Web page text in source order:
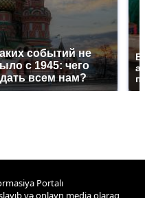
событий не
с 1945: чего
всем нам?
В
Portalı
və onlayn media olaraq